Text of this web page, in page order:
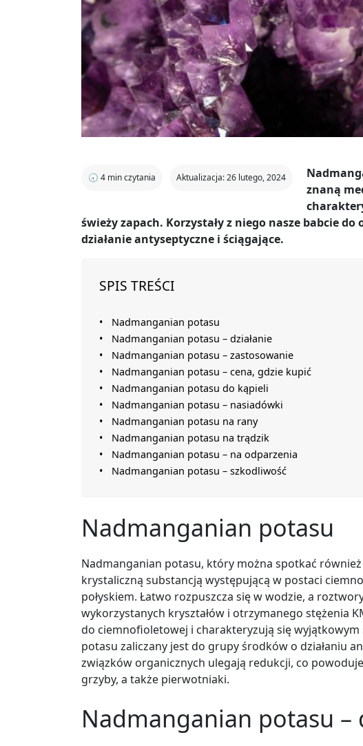
🕣 4 min czytania Aktualizacja: 26 lutego, 2024
znaną
świeży zapach. Korzystały z niego nasze babcie
działanie antyseptyczne i ściągające.
SPIS TREŚCI
Nadmanganian potasu
Nadmanganian potasu – działanie
Nadmanganian potasu – zastosowanie
Nadmanganian potasu – cena, gdzie kupić
Nadmanganian potasu do kąpieli
Nadmanganian potasu – nasiadówki
Nadmanganian potasu na rany
Nadmanganian potasu na trądzik
Nadmanganian potasu – na odparzenia
Nadmanganian potasu – szkodliwość
Nadmanganian potasu
Nadmanganian potasu, który można spotkać
krystaliczną substancją występującą w postaci
połyskiem. Łatwo rozpuszcza się w wodzie, a
wykorzystanych kryształów i otrzymanego stężenia
do ciemnofioletowej i charakteryzują się
potasu zaliczany jest do grupy środków o działaniu
związków organicznych ulegają redukcji, co
grzyby, a także pierwotniaki.
Nadmanganian potasu –